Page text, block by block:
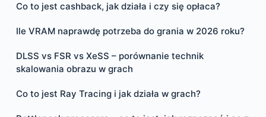
Co to jest cashback, jak działa i czy się opłaca?
Ile VRAM naprawdę potrzeba do grania w 2026 roku?
DLSS vs FSR vs XeSS – porównanie technik
skalowania obrazu w grach
Co to jest Ray Tracing i jak działa w grach?